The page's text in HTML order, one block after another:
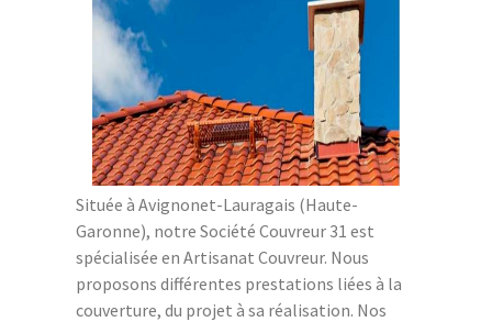
Située à Avignonet-Lauragais (Haute-
Garonne), notre Société Couvreur 31 est
spécialisée en Artisanat Couvreur. Nous
proposons différentes prestations liées à la
couverture, du projet à sa réalisation. Nos